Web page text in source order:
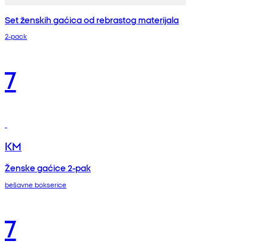
Set ženskih gaćica od rebrastog materijala
2-pack
7
KM
Ženske gaćice 2-pak
bešavne bokserice
7